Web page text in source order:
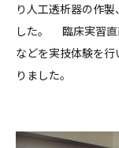
り人工透析器の作
した。 臨床実習直
などを実技体験を
りました。